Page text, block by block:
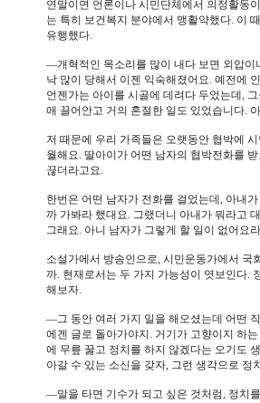
연말이면 언론이나 시민단체에서 의정활동
는 특히 보건복지 분야에서 맹활약했다. 이
유행했다.
―개혁적인 목소리를 많이 내다 보면 외압이
낙 많이 당해서 이젠 익숙해졌어요. 예전에
언젠가는 아이를 시골에 데려다 두었는데,
애 끌어안고 거의 혼절한 일도 있었습니다.
저 때문에 우리 가족들은 오랫동안 협박에
월해요. 딸아이가 어떤 남자의 협박전화를
끊더라고요.
한번은 어떤 남자가 전화를 걸었는데, 아내
까 가봐라 했대요. 그랬더니 아내가 뭐라고
그래요. 아니 남자가 그렇게 할 일이 없어요
소설가에서 방송인으로, 시민운동가에서 국
까. 현재로서는 두 가지 가능성이 엿보인다.
해보자.
―그 동안 여러 가지 일을 해오셨는데 어떤
에겐 글로 돌아가야지. 거기가 고향이지 하
에 무릎 꿇고 정치를 하지 않겠다는 오기도
아갈 수 있는 소신을 갖자, 그런 생각으로 정
―말을 타면 기수가 되고 싶은 것처럼, 정치